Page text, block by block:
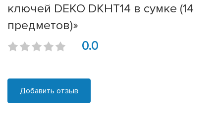
ключей DEKO DKHT14 в сумке (14
предметов)»
0.0
Добавить отзыв